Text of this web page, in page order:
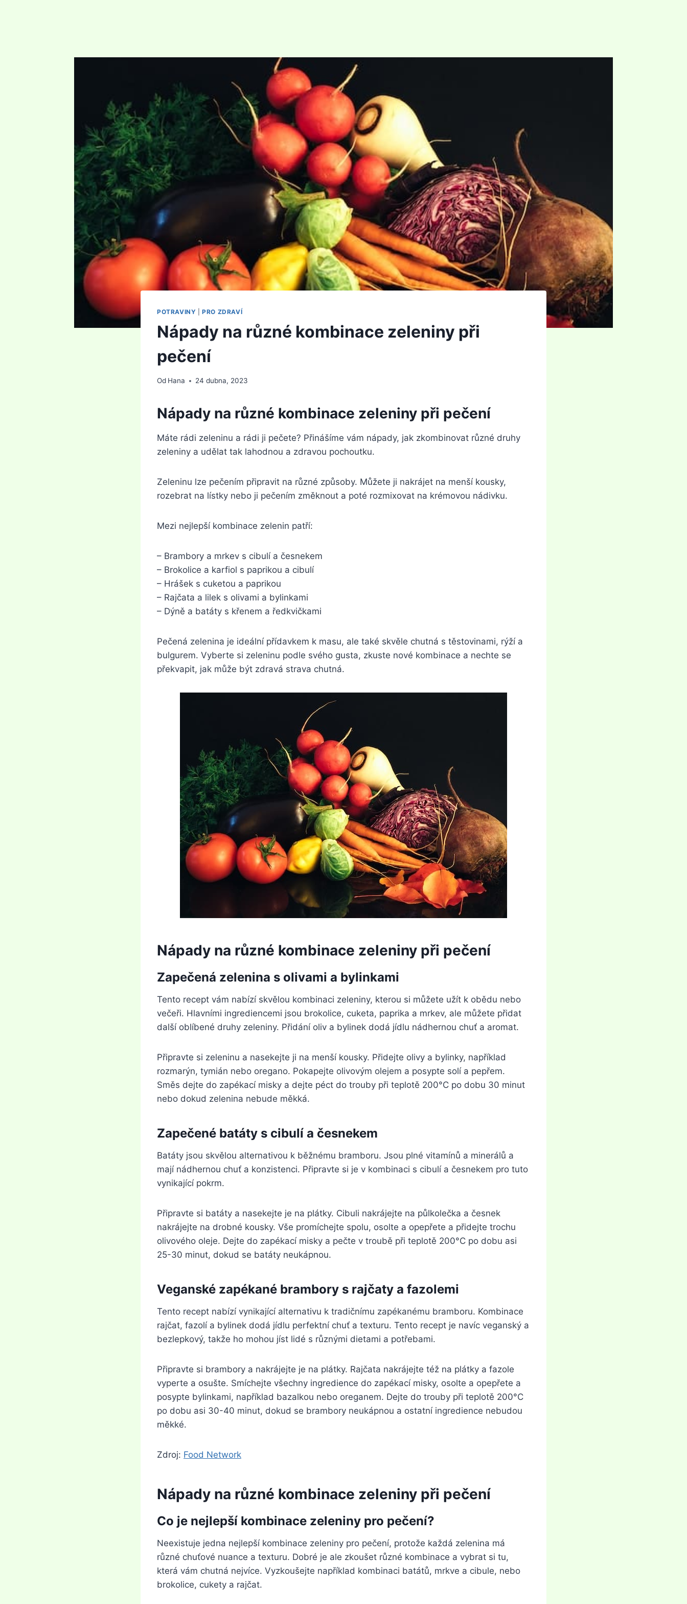
POTRAVINY |PRO ZDRAVÍ
Nápady na různé kombinace zeleniny při
pečení
Od Hana 24 dubna, 2023
Nápady na různé kombinace zeleniny při pečení
Máte rádi zeleninu a rádi ji pečete? Přinášíme vám nápady, jak zkombinovat různé druhy
zeleniny a udělat tak lahodnou a zdravou pochoutku.
Zeleninu lze pečením připravit na různé způsoby. Můžete ji nakrájet na menší kousky,
rozebrat na lístky nebo ji pečením změknout a poté rozmixovat na krémovou nádivku.
Mezi nejlepší kombinace zelenin patří:
– Brambory a mrkev s cibulí a česnekem
– Brokolice a karfiol s paprikou a cibulí
– Hrášek s cuketou a paprikou
– Rajčata a lilek s olivami a bylinkami
– Dýně a batáty s křenem a ředkvičkami
Pečená zelenina je ideální přídavkem k masu, ale také skvěle chutná s těstovinami, rýží a
bulgurem. Vyberte si zeleninu podle svého gusta, zkuste nové kombinace a nechte se
překvapit, jak může být zdravá strava chutná.
Nápady na různé kombinace zeleniny při pečení
Zapečená zelenina s olivami a bylinkami
Tento recept vám nabízí skvělou kombinaci zeleniny, kterou si můžete užít k obědu nebo
večeři. Hlavními ingrediencemi jsou brokolice, cuketa, paprika a mrkev, ale můžete přidat
další oblíbené druhy zeleniny. Přidání oliv a bylinek dodá jídlu nádhernou chuť a aromat.
Připravte si zeleninu a nasekejte ji na menší kousky. Přidejte olivy a bylinky, například
rozmarýn, tymián nebo oregano. Pokapejte olivovým olejem a posypte solí a pepřem.
Směs dejte do zapékací misky a dejte péct do trouby při teplotě 200°C po dobu 30 minut
nebo dokud zelenina nebude měkká.
Zapečené batáty s cibulí a česnekem
Batáty jsou skvělou alternativou k běžnému bramboru. Jsou plné vitamínů a minerálů a
mají nádhernou chuť a konzistenci. Připravte si je v kombinaci s cibulí a česnekem pro tuto
vynikající pokrm.
Připravte si batáty a nasekejte je na plátky. Cibuli nakrájejte na půlkolečka a česnek
nakrájejte na drobné kousky. Vše promíchejte spolu, osolte a opepřete a přidejte trochu
olivového oleje. Dejte do zapékací misky a pečte v troubě při teplotě 200°C po dobu asi
25-30 minut, dokud se batáty neukápnou.
Veganské zapékané brambory s rajčaty a fazolemi
Tento recept nabízí vynikající alternativu k tradičnímu zapékanému bramboru. Kombinace
rajčat, fazolí a bylinek dodá jídlu perfektní chuť a texturu. Tento recept je navíc veganský a
bezlepkový, takže ho mohou jíst lidé s různými dietami a potřebami.
Připravte si brambory a nakrájejte je na plátky. Rajčata nakrájejte též na plátky a fazole
vyperte a osušte. Smíchejte všechny ingredience do zapékací misky, osolte a opepřete a
posypte bylinkami, například bazalkou nebo oreganem. Dejte do trouby při teplotě 200°C
po dobu asi 30-40 minut, dokud se brambory neukápnou a ostatní ingredience nebudou
měkké.
Zdroj: Food Network
Nápady na různé kombinace zeleniny při pečení
Co je nejlepší kombinace zeleniny pro pečení?
Neexistuje jedna nejlepší kombinace zeleniny pro pečení, protože každá zelenina má
různé chuťové nuance a texturu. Dobré je ale zkoušet různé kombinace a vybrat si tu,
která vám chutná nejvíce. Vyzkoušejte například kombinaci batátů, mrkve a cibule, nebo
brokolice, cukety a rajčat.